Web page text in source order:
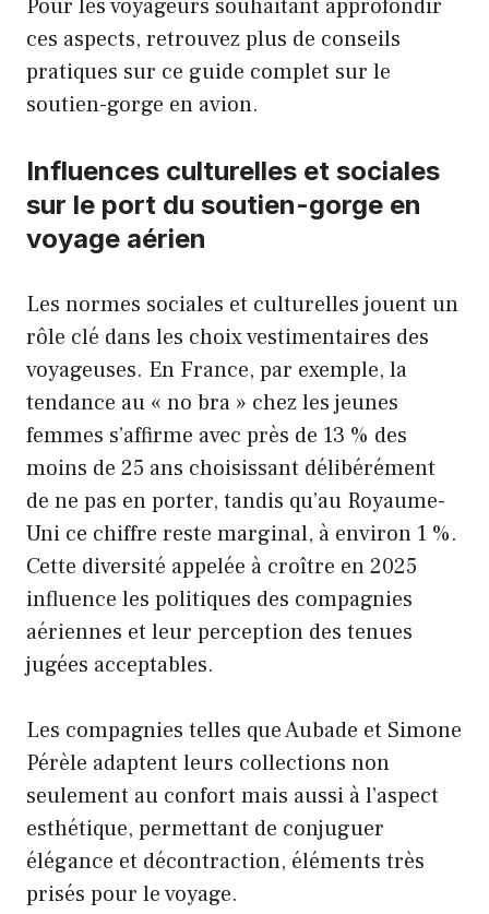
Pour les voyageurs souhaitant approfondir
ces aspects, retrouvez plus de conseils
pratiques sur ce guide complet sur le
soutien-gorge en avion.
Influences culturelles et sociales
sur le port du soutien-gorge en
voyage aérien
Les normes sociales et culturelles jouent un
rôle clé dans les choix vestimentaires des
voyageuses. En France, par exemple, la
tendance au « no bra » chez les jeunes
femmes s’affirme avec près de 13 % des
moins de 25 ans choisissant délibérément
de ne pas en porter, tandis qu’au Royaume-
Uni ce chiffre reste marginal, à environ 1 %.
Cette diversité appelée à croître en 2025
influence les politiques des compagnies
aériennes et leur perception des tenues
jugées acceptables.
Les compagnies telles que Aubade et Simone
Pérèle adaptent leurs collections non
seulement au confort mais aussi à l’aspect
esthétique, permettant de conjuguer
élégance et décontraction, éléments très
prisés pour le voyage.